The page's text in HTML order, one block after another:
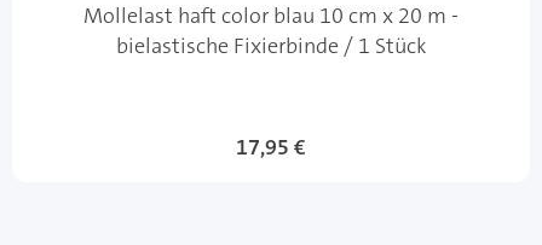
Mollelast haft color blau 10 cm x 20 m -
bielastische Fixierbinde / 1 Stück
17,95 €